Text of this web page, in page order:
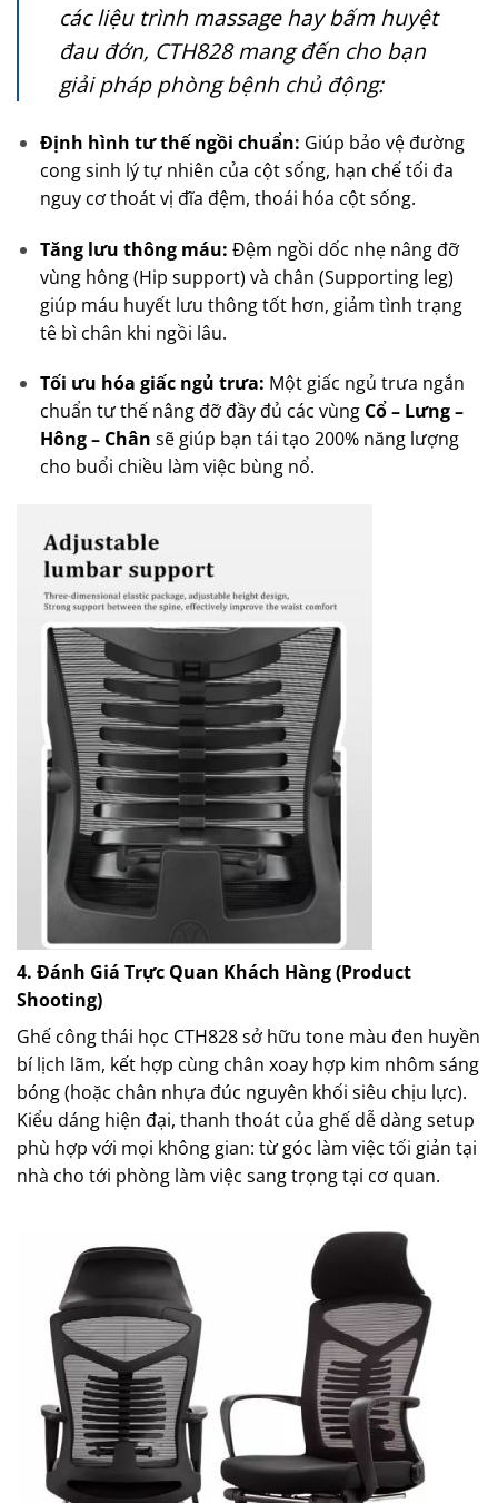
các liệu trình massage hay bấm huyệt
đau đớn, CTH828 mang đến cho bạn
giải pháp phòng bệnh chủ động:
Định hình tư thế ngồi chuẩn: Giúp bảo vệ đường
cong sinh lý tự nhiên của cột sống, hạn chế tối đa
nguy cơ thoát vị đĩa đệm, thoái hóa cột sống.
Tăng lưu thông máu: Đệm ngồi dốc nhẹ nâng đỡ
vùng hông (Hip support) và chân (Supporting leg)
giúp máu huyết lưu thông tốt hơn, giảm tình trạng
tê bì chân khi ngồi lâu.
Tối ưu hóa giấc ngủ trưa: Một giấc ngủ trưa ngắn
chuẩn tư thế nâng đỡ đầy đủ các vùng Cổ – Lưng –
Hông – Chân sẽ giúp bạn tái tạo 200% năng lượng
cho buổi chiều làm việc bùng nổ.
4. Đánh Giá Trực Quan Khách Hàng (Product
Shooting)
Ghế công thái học CTH828 sở hữu tone màu đen huyền
bí lịch lãm, kết hợp cùng chân xoay hợp kim nhôm sáng
bóng (hoặc chân nhựa đúc nguyên khối siêu chịu lực).
Kiểu dáng hiện đại, thanh thoát của ghế dễ dàng setup
phù hợp với mọi không gian: từ góc làm việc tối giản tại
nhà cho tới phòng làm việc sang trọng tại cơ quan.